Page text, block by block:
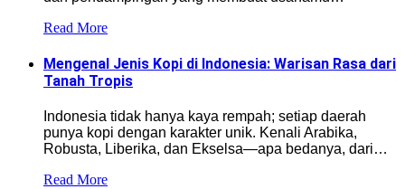
Read More
Mengenal Jenis Kopi di Indonesia: Warisan Rasa dari
Tanah Tropis
Indonesia tidak hanya kaya rempah; setiap daerah
punya kopi dengan karakter unik. Kenali Arabika,
Robusta, Liberika, dan Ekselsa—apa bedanya, dari…
Read More